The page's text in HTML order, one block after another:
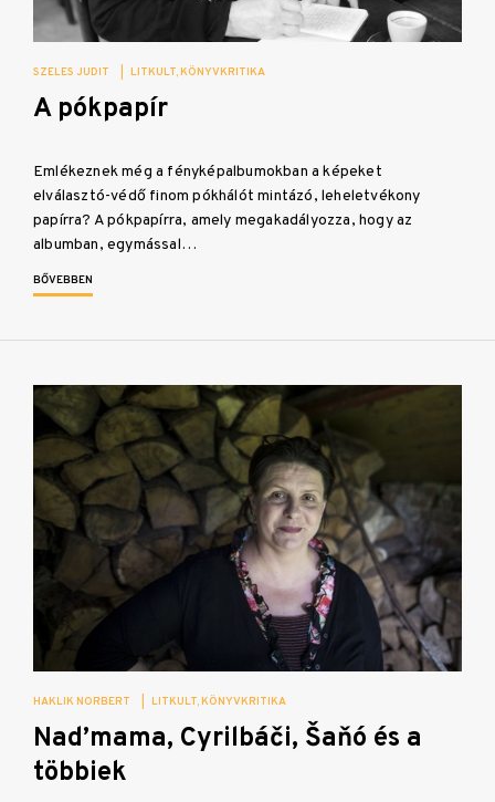
SZELES JUDIT LITKULT KÖNYVKRITIKA
A pókpapír
Emlékeznek még a fényképalbumokban a képeket
elválasztó-védő finom pókhálót mintázó, leheletvékony
papírra? A pókpapírra, amely megakadályozza, hogy az
albumban, egymással…
BŐVEBBEN
HAKLIK NORBERT LITKULT KÖNYVKRITIKA
Nad’mama, Cyrilbáči, Šaňó és a
többiek